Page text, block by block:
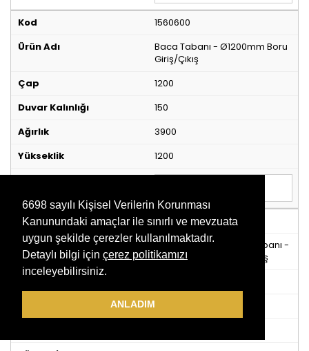
6698 sayılı Kişisel Verilerin Korunması
Kanunundaki amaçlar ile sınırlı ve mevzuata
uygun şekilde çerezler kullanılmaktadır.
Detaylı bilgi için çerez politikamızı
inceleyebilirsiniz.
ANLADIM
1560600
Baca Tabanı - Ø1200mm Boru
Giriş/Çıkış
1200
150
3900
1200
1560700
Entegre Contalı Baca Tabanı -
Ø1200mm Boru Giriş/Çıkış